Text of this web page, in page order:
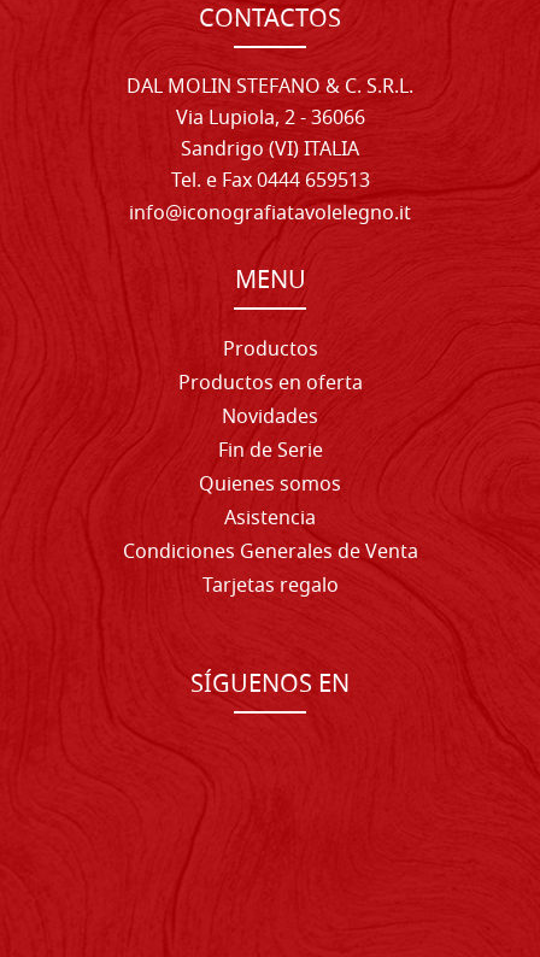
CONTACTOS
DAL MOLIN STEFANO & C. S.R.L.
Via Lupiola, 2 - 36066
Sandrigo (VI) ITALIA
Tel. e Fax 0444 659513
info@iconografiatavolelegno.it
MENU
Productos
Productos en oferta
Novidades
Fin de Serie
Quienes somos
Asistencia
Condiciones Generales de Venta
Tarjetas regalo
SÍGUENOS EN